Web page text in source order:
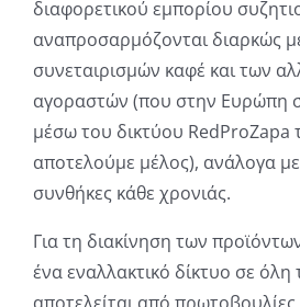
διαφορετικού εμπορίου
αναπροσαρμόζονται διαρκώς
συνεταιρισμών καφέ και των
αγοραστών (που στην Ευρώπη
μέσω του δικτύου RedProZapa
αποτελούμε μέλος), ανάλογα με
συνθήκες κάθε χρονιάς.
Για τη διακίνηση των
ένα εναλλακτικό δίκτυο σε